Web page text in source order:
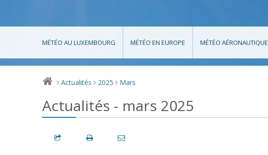
MÉTÉO AU LUXEMBOURG MÉTÉO EN EUROPE MÉTÉO AÉRONAUTIQUE
> Actualités > 2025 > Mars
Actualités - mars 2025